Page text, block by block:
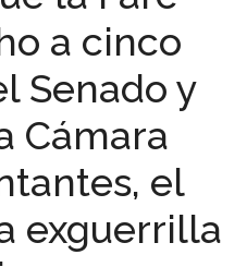
a cinco
Senado y
Cámara
el
exguerrilla